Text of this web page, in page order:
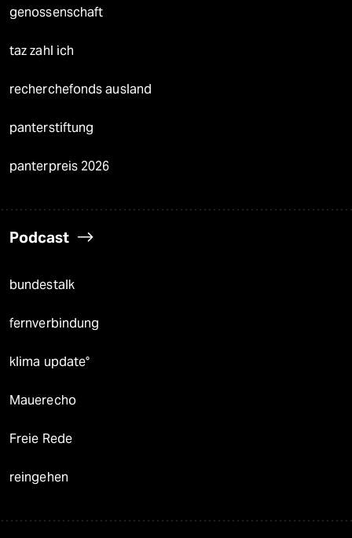
genossenschaft
taz zahl ich
recherchefonds ausland
panterstiftung
panterpreis 2026
Podcast
bundestalk
fernverbindung
klima update°
Mauerecho
Freie Rede
reingehen